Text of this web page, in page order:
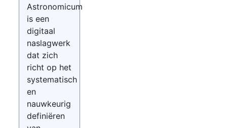
Astronomicum
is een
digitaal
naslagwerk
dat zich
richt op het
systematisch
en
nauwkeurig
definiëren